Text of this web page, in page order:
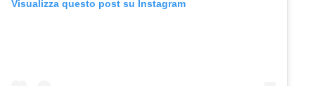
Visualizza questo post su Instagram